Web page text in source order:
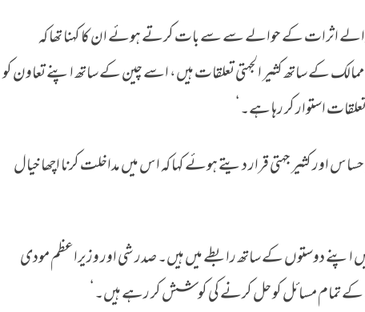
اثرات کے حوالے سے سے بات کرتے ہوئے ان کا کہنا تھا کہ
کے ساتھ کثیر الجہتی تعلقات ہیں، اسے چین کے ساتھ اپنے تعاون کو
استوار کر رہا ہے۔‘
اور کثیر جہتی قرار دیتے ہوئے کہا کہ اس میں مداخلت کرنا اچھا خیال
اپنے دوستوں کے ساتھ رابطے میں ہیں۔ صدر شی اور وزیراعظم مودی
کے تمام مسائل کو حل کرنے کی کوشش کر رہے ہیں۔‘